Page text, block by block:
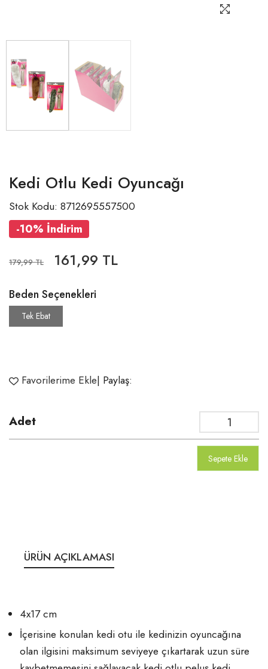
Kedi Otlu Kedi Oyuncağı
Stok Kodu: 8712695557500
-10% İndirim
179,99 TL 161,99 TL
Beden Seçenekleri
Tek Ebat
Favorilerime Ekle| Paylaş:
Adet
Sepete Ekle
ÜRÜN AÇIKLAMASI
4x17 cm
İçerisine konulan kedi otu ile kedinizin oyuncağına
olan ilgisini maksimum seviyeye çıkartarak uzun süre